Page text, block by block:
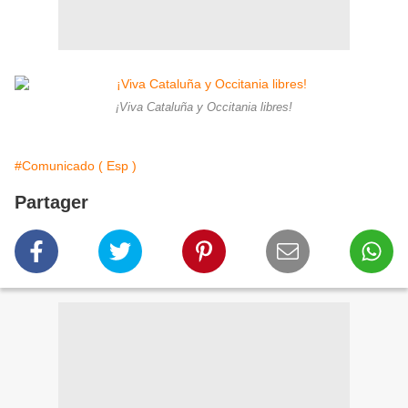
¡Viva Cataluña y Occitania libres!
#Comunicado ( Esp )
Partager